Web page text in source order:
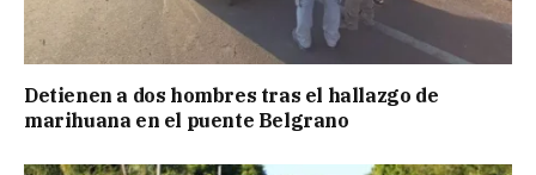
Detienen a dos hombres tras el hallazgo de
marihuana en el puente Belgrano